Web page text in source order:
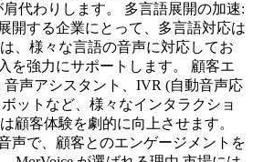
肩代わりします。 多言語展開の加速:
開する企業にとって、多言語対応は
、様々な言語の音声に対応してお
を強力にサポートします。 顧客エ
音声アシスタント、IVR (自動音声応
ットなど、様々なインタラクショ
顧客体験を劇的に向上させます。
声で、顧客とのエンゲージメントを